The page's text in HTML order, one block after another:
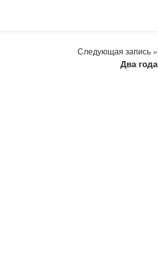
Следующая запись
Два года